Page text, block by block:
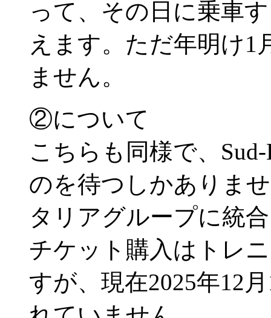
って、その日に乗車
えます。ただ年明け1
ません。
②について
こちらも同様で、
のを待つしかありま
タリアグループに統
チケット購入はトレ
すが、現在2025年12